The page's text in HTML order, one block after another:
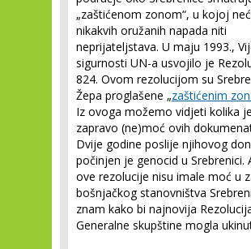
„zaštićenom zonom“, u kojoj
nikakvih oružanih napada niti
neprijateljstava. U maju 1993.,
sigurnosti UN-a usvojilo je
824. Ovom rezolucijom su
Žepa proglašene „zaštićenim
Iz ovoga možemo vidjeti kolika je
zapravo (ne)moć ovih
Dvije godine poslije njihovog
počinjen je genocid u Srebrenici.
ove rezolucije nisu imale moć u
bošnjačkog stanovništva
znam kako bi najnovija
Generalne skupštine mogla